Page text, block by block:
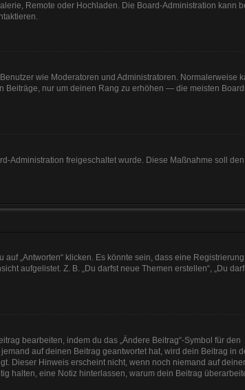
Remote oder Hochladen. Die Board-Administration kann
wie Moderatoren und Administratoren. Normalerweise
Beiträge, nur um deinen Rang zu erhöhen — die meisten
Administration freigeschaltet wurde. Diese Maßnahme soll den
„Antworten“ klicken. Es könnte sein, dass eine Registrierung
aufgelistet. Z. B. „Du darfst neue Themen erstellen“, „Du
bearbeiten, indem du das „Ändere Beitrag“-Symbol für den
auf deinen Beitrag geantwortet hat, wird dein Beitrag in
Dieser Hinweis erscheint nicht, wenn noch niemand auf
halten, eine Notiz hinterlassen, warum dein Beitrag